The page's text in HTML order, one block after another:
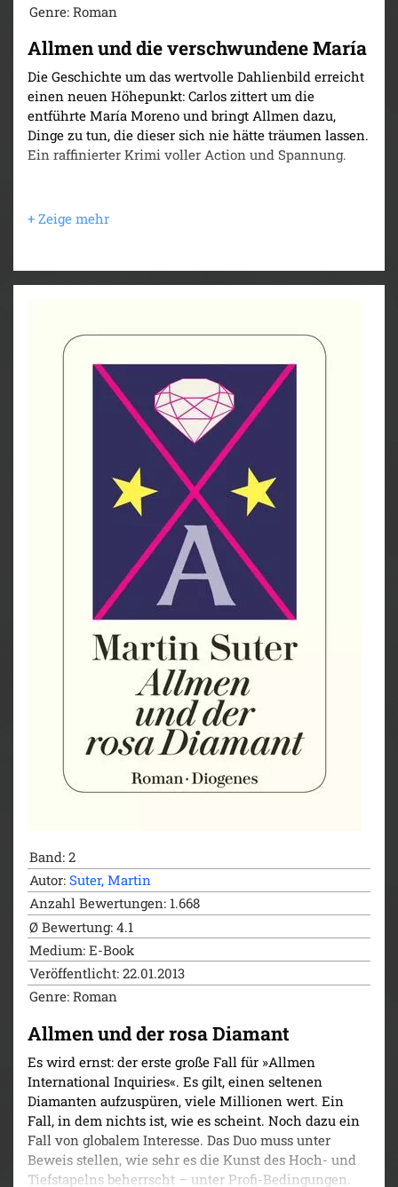
Genre: Roman
Allmen und die verschwundene María
Die Geschichte um das wertvolle Dahlienbild erreicht
einen neuen Höhepunkt: Carlos zittert um die
entführte María Moreno und bringt Allmen dazu,
Dinge zu tun, die dieser sich nie hätte träumen lassen.
Ein raffinierter Krimi voller Action und Spannung.
Band: 2
Autor: Suter, Martin
Anzahl Bewertungen: 1.668
Ø Bewertung: 4.1
Medium: E-Book
Veröffentlicht: 22.01.2013
Genre: Roman
Allmen und der rosa Diamant
Es wird ernst: der erste große Fall für »Allmen
International Inquiries«. Es gilt, einen seltenen
Diamanten aufzuspüren, viele Millionen wert. Ein
Fall, in dem nichts ist, wie es scheint. Noch dazu ein
Fall von globalem Interesse. Das Duo muss unter
Beweis stellen, wie sehr es die Kunst des Hoch- und
Tiefstapelns beherrscht – unter Profi-Bedingungen.